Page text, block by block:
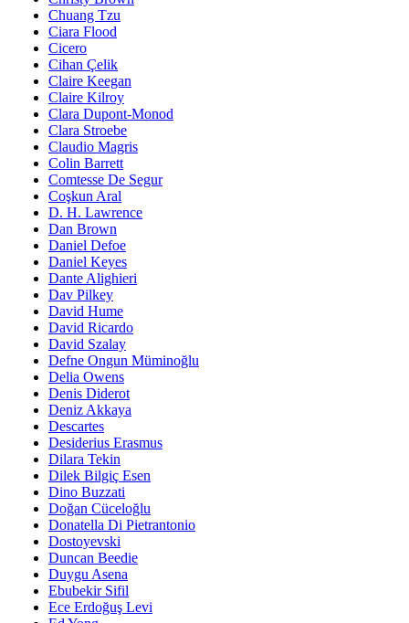
Chuang Tzu
Ciara Flood
Cicero
Cihan Çelik
Claire Keegan
Claire Kilroy
Clara Dupont-Monod
Clara Stroebe
Claudio Magris
Colin Barrett
Comtesse De Segur
Coşkun Aral
D. H. Lawrence
Dan Brown
Daniel Defoe
Daniel Keyes
Dante Alighieri
Dav Pilkey
David Hume
David Ricardo
David Szalay
Defne Ongun Müminoğlu
Delia Owens
Denis Diderot
Deniz Akkaya
Descartes
Desiderius Erasmus
Dilara Tekin
Dilek Bilgiç Esen
Dino Buzzati
Doğan Cüceloğlu
Donatella Di Pietrantonio
Dostoyevski
Duncan Beedie
Duygu Asena
Ebubekir Sifil
Ece Erdoğuş Levi